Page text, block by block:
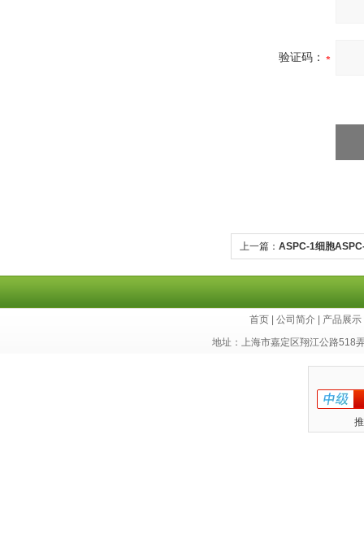
验证码：
上一篇： ASPC-1细胞
首页 公司简介 产品展示
地址：上海市嘉定区翔江公路518